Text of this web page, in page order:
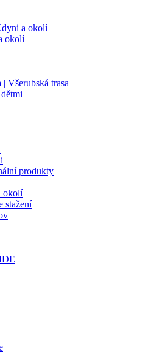
a okolí
okolí
| Všerubská trasa
produkty
okolí
stažení